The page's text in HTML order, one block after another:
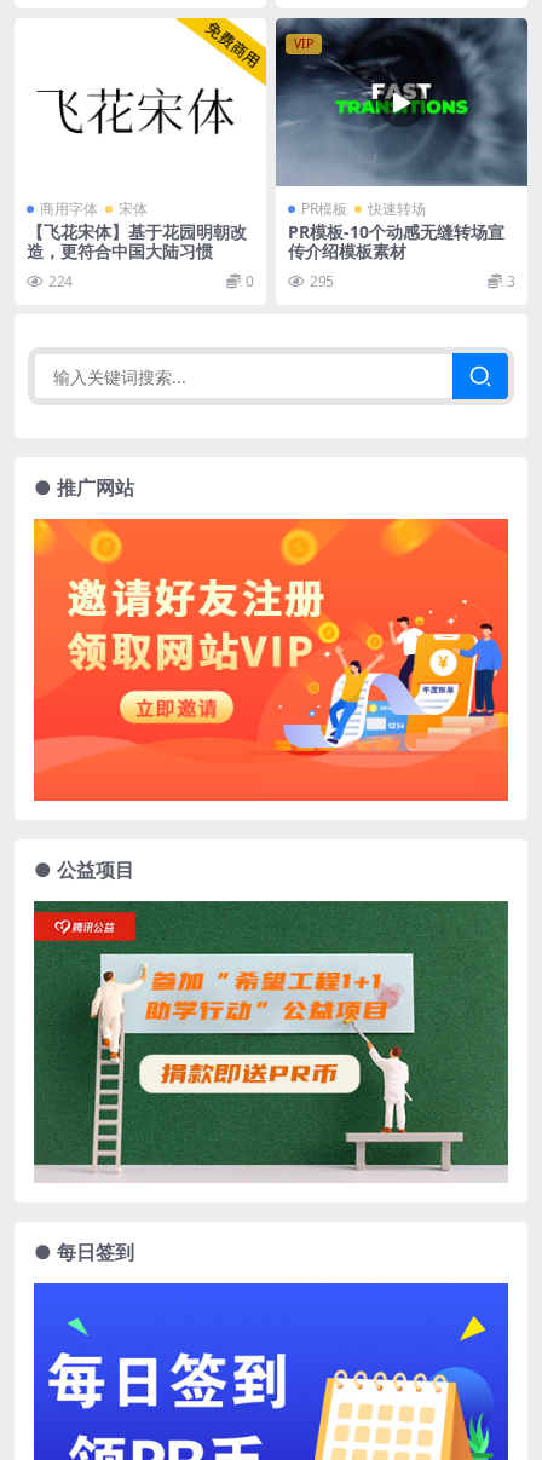
商用字体 宋体
【飞花宋体】基于花园明朝改
造，更符合中国大陆习惯
224 0
VIP
PR模板 快速转场
PR模板-10个动感无缝转场宣
传介绍模板素材
295 3
● 推广网站
● 公益项目
● 每日签到